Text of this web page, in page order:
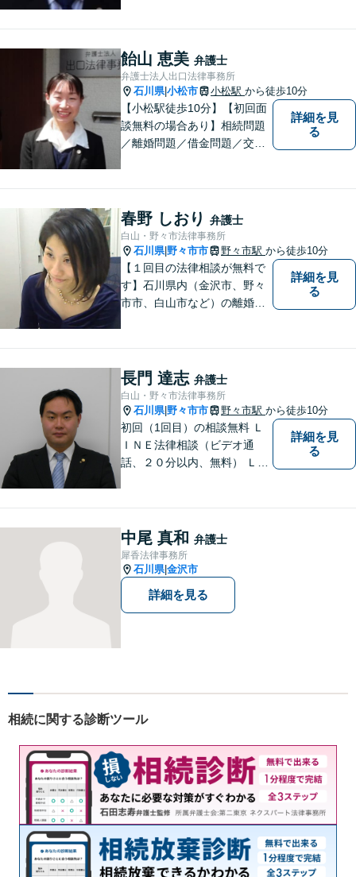
かりやすい法的サービスを提
供することを目標に日々精進
して参ります。お気軽にご相
談ください。
飴山 恵美 弁護士
弁護士法人出口法律事務所
石川県|小松市 小松駅 から徒歩10分
【小松駅徒歩10分】【初回面
談無料の場合あり】相続問題
／離婚問題／借金問題／交通
ましたら、まずはお気軽にご
相談ください。
詳細を見
る
春野 しおり 弁護士
白山・野々市法律事務所
石川県| 野々市市 野々市駅 から徒歩10分
【１回目の法律相談が無料で
す】石川県内（金沢市、野々
市市、白山市など）の離婚、
のお悩みも、女性の弁護士が
相談にのることができます。
【女性弁護士在籍】
詳細を見
る
長門 達志 弁護士
白山・野々市法律事務所
石川県| 野々市市 野々市駅 から徒歩10分
初回（1回目）の相談無料 Ｌ
ＩＮＥ法律相談（ビデオ通
話、２０分以内、無料） ＬＩ
産、個人再生、任意整理）
や、 離婚、相続、交通事故、
慰謝料などの問題解決をお手
伝いします
詳細を見
る
中尾 真和 弁護士
犀香法律事務所
石川県|金沢市
詳細を見る
相続に関する診断ツール